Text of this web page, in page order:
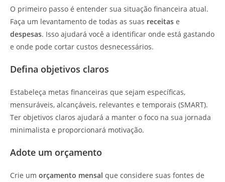
O primeiro passo é entender sua situação financeira atual.
Faça um levantamento de todas as suas receitas e
despesas. Isso ajudará você a identificar onde está gastando
e onde pode cortar custos desnecessários.
Defina objetivos claros
Estabeleça metas financeiras que sejam específicas,
mensuráveis, alcançáveis, relevantes e temporais (SMART).
Ter objetivos claros ajudará a manter o foco na sua jornada
minimalista e proporcionará motivação.
Adote um orçamento
Crie um orçamento mensal que considere suas fontes de